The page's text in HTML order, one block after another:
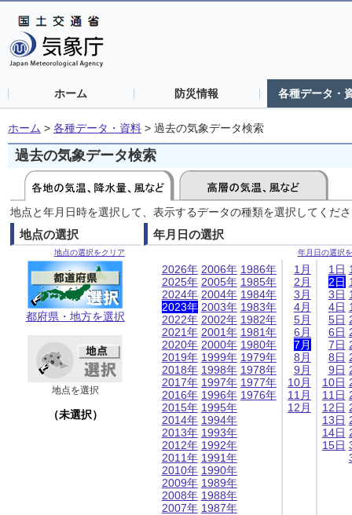
ホーム 防災情報 各種データ・
ホーム > 各種データ・資料 > 過去の気象データ検索
過去の気象データ検索
地点と年月日時を選択して、表示するデータの種類を選択してくだ
地点の選択
地点の選択をクリア
都府県・地方を選択
地点を選択
（未選択）
年月日の選択
年月日の選択
2026年
2025年
2024年
2023年
2022年
2021年
2020年
2019年
2018年
2017年
2016年
2015年
2014年
2013年
2012年
2011年
2010年
2009年
2008年
2007年
2006年
2005年
2004年
2003年
2002年
2001年
2000年
1999年
1998年
1997年
1996年
1995年
1994年
1993年
1992年
1991年
1990年
1989年
1988年
1987年
1986年
1985年
1984年
1983年
1982年
1981年
1980年
1979年
1978年
1977年
1976年
1月
2月
3月
4月
5月
6月
7月
8月
9月
10月
11月
12月
1日
2日
3日
4日
5日
6日
7日
8日
9日
10日
11日
12日
13日
14日
15日